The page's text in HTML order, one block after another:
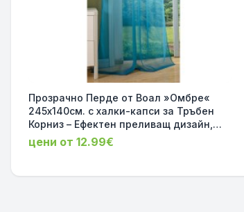
Прозрачно Перде от Воал »Омбре«
245х140см. с халки-капси за Тръбен
Корниз – Ефектен преливащ дизайн,
Цвят Бял-Тюркоаз код-20420
цени от 12.99€